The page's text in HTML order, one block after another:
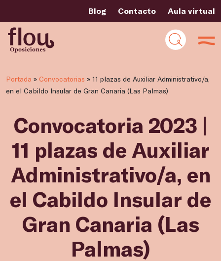
Blog Contacto Aula virtual
Portada » Convocatorias » 11 plazas de Auxiliar Administrativo/a,
en el Cabildo Insular de Gran Canaria (Las Palmas)
Convocatoria 2023 |
11 plazas de Auxiliar
Administrativo/a, en
el Cabildo Insular de
Gran Canaria (Las
Palmas)